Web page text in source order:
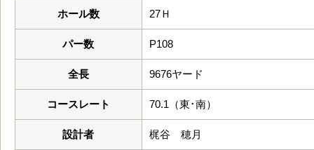
ホール数 27Ｈ
パー数 P108
全長 9676ヤード
コースレート 70.1（東･南）
設計者 梶谷 穂月